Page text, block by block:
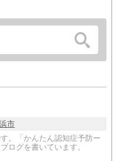
市
。「かんたん認知症予防ー
ログを書いています。